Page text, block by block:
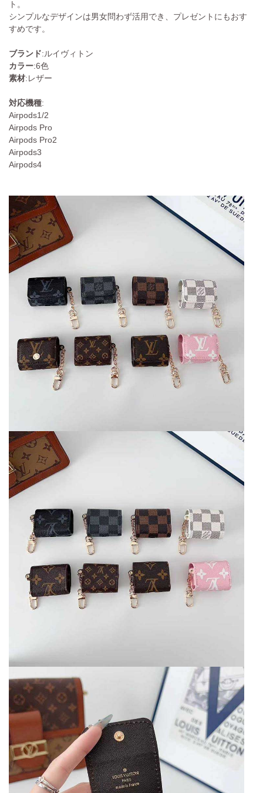
ト。
シンプルなデザインは男女問わず活用でき、プレゼントにもおす
すめです。
ブランド:ルイヴィトン
カラー:6色
素材:レザー
対応機種:
Airpods1/2
Airpods Pro
Airpods Pro2
Airpods3
Airpods4